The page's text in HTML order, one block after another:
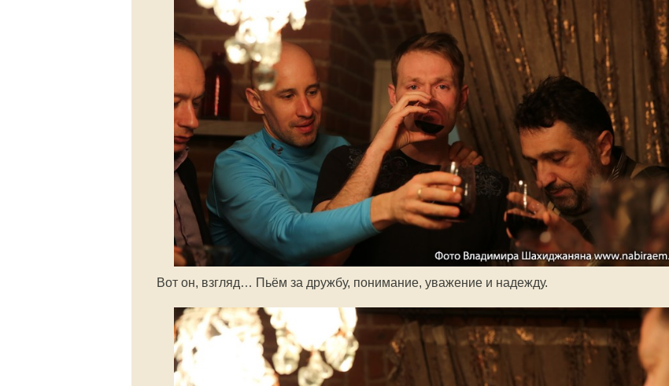
Вот он, взгляд… Пьём за дружбу, понимание, уважение и надежду.